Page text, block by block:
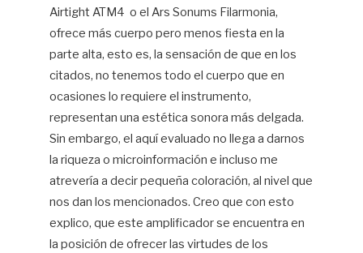
Airtight ATM4 o el Ars Sonums Filarmonia,
ofrece más cuerpo pero menos fiesta en la
parte alta, esto es, la sensación de que en los
citados, no tenemos todo el cuerpo que en
ocasiones lo requiere el instrumento,
representan una estética sonora más delgada.
Sin embargo, el aquí evaluado no llega a darnos
la riqueza o microinformación e incluso me
atrevería a decir pequeña coloración, al nivel que
nos dan los mencionados. Creo que con esto
explico, que este amplificador se encuentra en
la posición de ofrecer las virtudes de los